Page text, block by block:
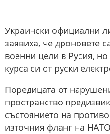
Украински официални
заявиха, че дроновете
военни цели в Русия,
курса си от руски
Поредицата от
пространство
състоянието на
източния фланг на